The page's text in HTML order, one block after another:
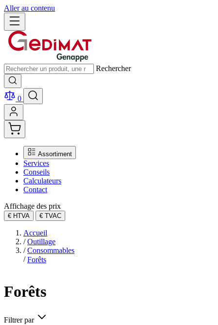
Aller au contenu
Rechercher
0
Assortiment
Services
Conseils
Calculateurs
Contact
Affichage des prix
€ HTVA € TVAC
Accueil
/ Outillage
/ Consommables
/ Forêts
Forêts
Filtrer par